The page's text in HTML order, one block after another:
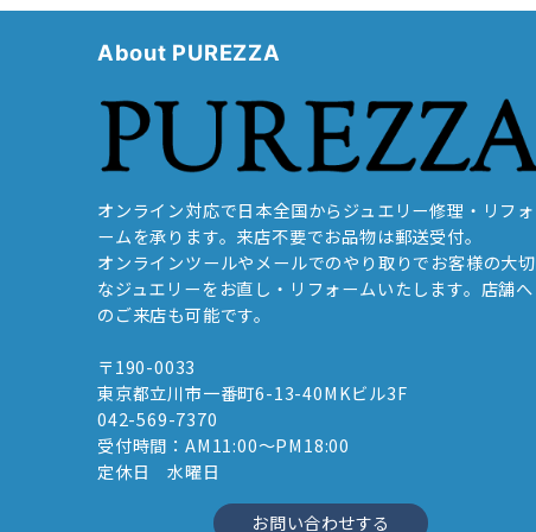
About PUREZZA
オンライン対応で日本全国からジュエリー修理・リフォ
ームを承ります。来店不要でお品物は郵送受付。
オンラインツールやメールでのやり取りでお客様の大切
なジュエリーをお直し・リフォームいたします。店舗へ
のご来店も可能です。
〒190-0033
東京都立川市一番町6-13-40MKビル3F
042-569-7370
受付時間：AM11:00～PM18:00
定休日 水曜日
お問い合わせする